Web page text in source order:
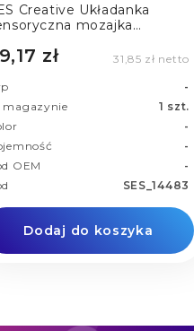
Creative Układanka
mozajka
zł 31,85 zł netto
-
magazynie
1 szt.
-
-
OEM
-
SES_14483
Dodaj do koszyka